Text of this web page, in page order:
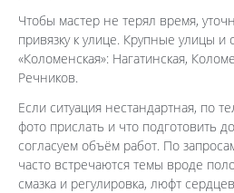
Чтобы мастер не терял время,
привязку к улице. Крупные улицы и
«Коломенская»: Нагатинская,
Речников.
Если ситуация нестандартная, по
фото прислать и что подготовить
согласуем объём работ. По
часто встречаются темы вроде
смазка и регулировка, люфт